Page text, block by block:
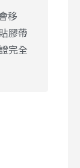
移
膠帶
完全